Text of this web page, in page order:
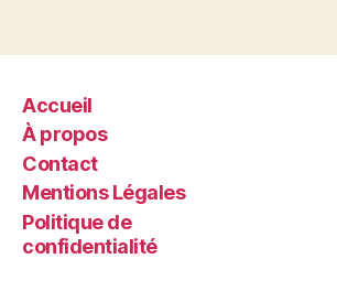
Accueil
À propos
Contact
Mentions Légales
Politique de
confidentialité